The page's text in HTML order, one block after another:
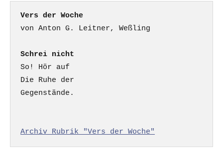
Vers der Woche
Schrei nicht
So! Hör auf
Die Ruhe der
Gegenstände.
Archiv Rubrik "Vers der Woche"